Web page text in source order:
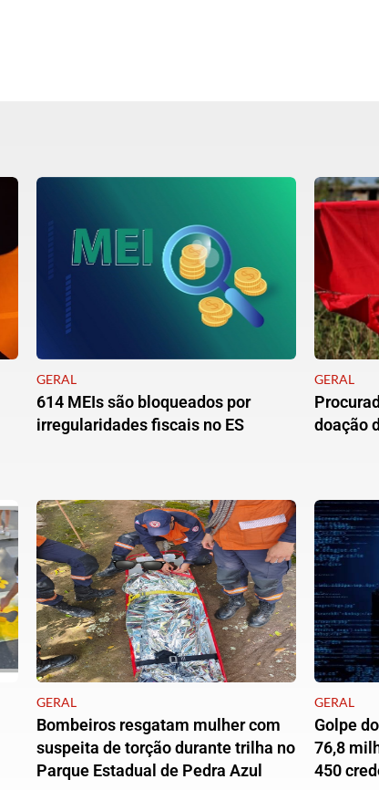
GERAL
614 MEIs são bloqueados por
irregularidades fiscais no ES
GERAL
doação
GERAL
Bombeiros resgatam mulher com
suspeita de torção durante trilha no
Parque Estadual de Pedra Azul
GERAL
Golpe
76,8
450